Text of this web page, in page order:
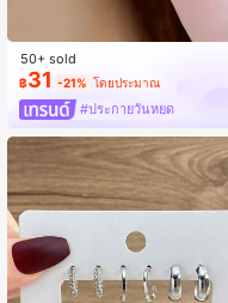
50+ sold
฿31 -21% โดยประมาณ
#ประกายวันหยุด